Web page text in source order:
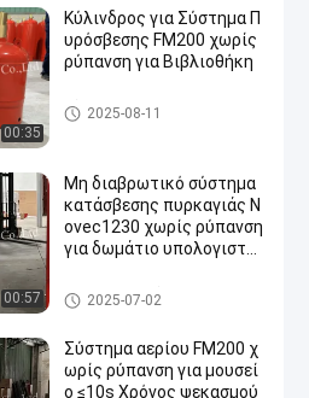
00:35
Κύλινδρος για Σύστημα Π
υρόσβεσης FM200 χωρίς
ρύπανση για Βιβλιοθήκη
Κύλινδροι FM 200
2025-08-11
00:57
Μη διαβρωτικό σύστημα
κατάσβεσης πυρκαγιάς N
ovec1230 χωρίς ρύπανση
για δωμάτιο υπολογιστώ
Novec 1230 σύστημα καταστ
ολής πυρκαγιάς
2025-07-02
Σύστημα αερίου FM200 χ
ωρίς ρύπανση για μουσεί
ο ≤10s Χρόνος ψεκασμού